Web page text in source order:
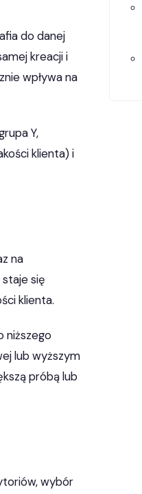
do danej
kreacji i
wpływa na
Y,
klienta) i
na
się
klienta.
niższego
lub wyższym
próbą lub
wybór